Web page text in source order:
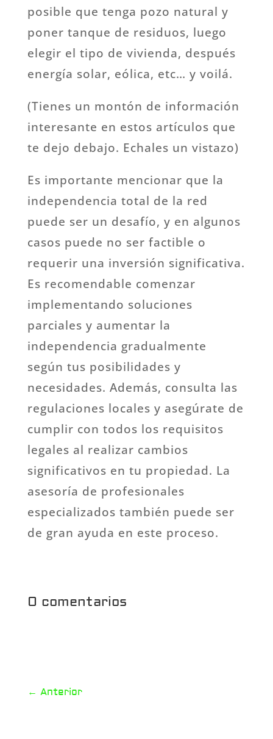
posible que tenga pozo natural y
poner tanque de residuos, luego
elegir el tipo de vivienda, después
energía solar, eólica, etc… y voilá.
(Tienes un montón de información
interesante en estos artículos que
te dejo debajo. Echales un vistazo)
Es importante mencionar que la
independencia total de la red
puede ser un desafío, y en algunos
casos puede no ser factible o
requerir una inversión significativa.
Es recomendable comenzar
implementando soluciones
parciales y aumentar la
independencia gradualmente
según tus posibilidades y
necesidades. Además, consulta las
regulaciones locales y asegúrate de
cumplir con todos los requisitos
legales al realizar cambios
significativos en tu propiedad. La
asesoría de profesionales
especializados también puede ser
de gran ayuda en este proceso.
0 comentarios
← Anterior